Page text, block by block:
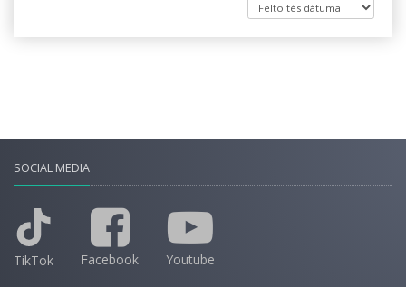
SOCIAL MEDIA
TikTok Facebook Youtube